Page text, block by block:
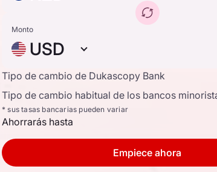
Monto
USD
Tipo de cambio de Dukascopy Bank
Tipo de cambio habitual de los bancos
* sus tasas bancarias pueden variar
Ahorrarás hasta
Empiece ahora